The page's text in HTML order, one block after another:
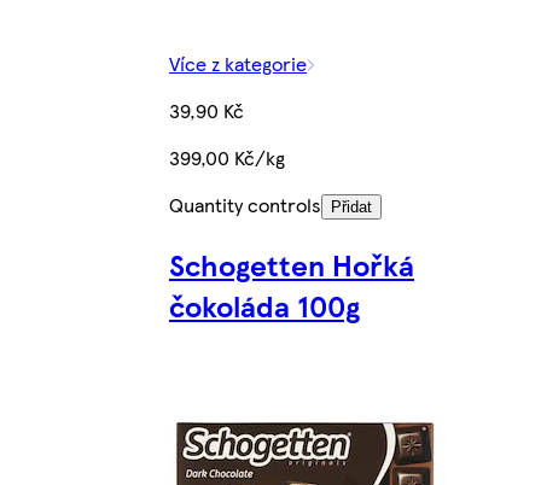
Více z kategorie
39,90 Kč
399,00 Kč/kg
Quantity controls
Přidat
Schogetten Hořká
čokoláda 100g